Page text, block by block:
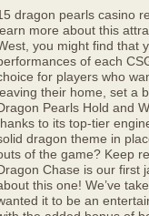
dragon pearls casino
learn more about this
you might find that
of each
for players who
leaving their home, set a
Pearls Hold and
to its top-tier
dragon theme in
of the game? Keep
Chase is our first
this one! We’ve
it to be an